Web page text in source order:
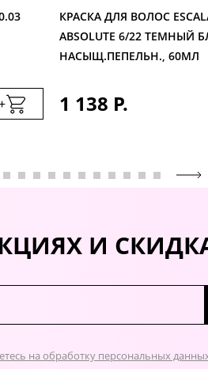
КРАСКА ДЛЯ ВОЛОС
ABSOLUTE 6/22 ТЕМНЫЙ
НАСЫЩ.ПЕПЕЛЬН., 60МЛ
1 138 Р.
И
на обработку персональных